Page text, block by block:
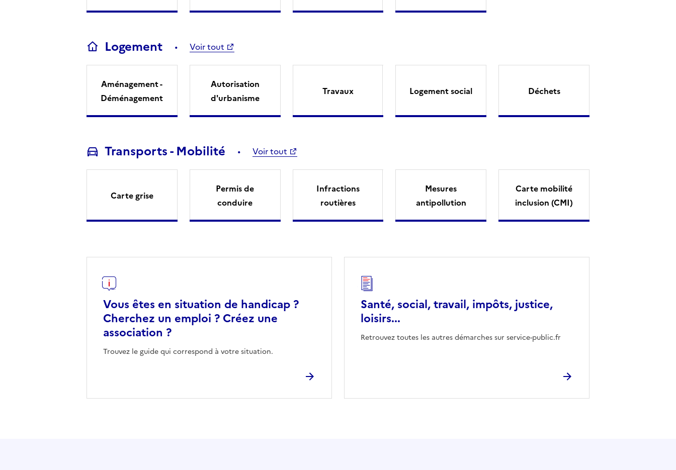
Logement Voir tout
Aménagement -
Déménagement
Autorisation
d'urbanisme
Travaux Logement social Déchets
Transports - Mobilité Voir tout
Carte grise
Permis de
conduire
Infractions
routières
Mesures
antipollution
Carte mobilité
inclusion (CMI)
Vous êtes en situation de handicap ?
Cherchez un emploi ? Créez une
association ?
Trouvez le guide qui correspond à votre situation.
Santé, social, travail, impôts, justice,
loisirs...
Retrouvez toutes les autres démarches sur service-public.fr